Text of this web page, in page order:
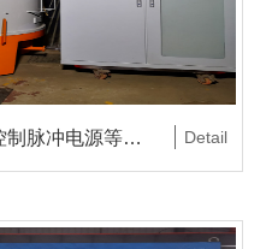
陕西数字控制脉冲电源等离子渗氮炉 Detail